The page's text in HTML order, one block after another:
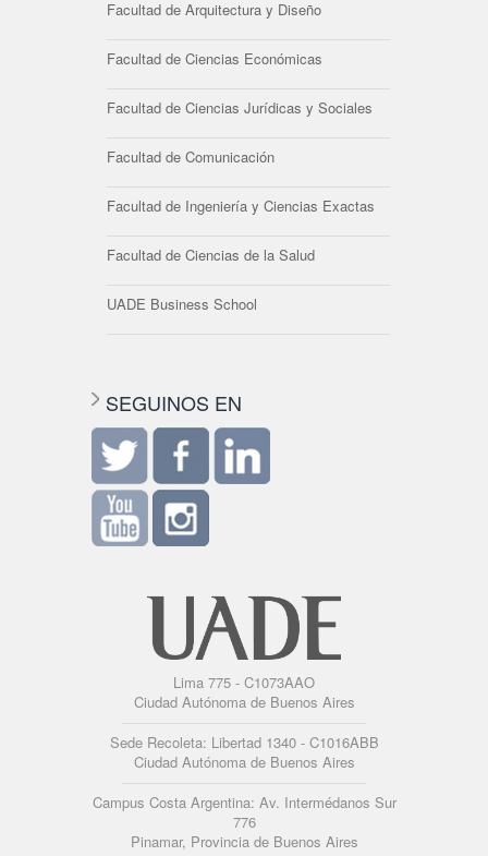
Facultad de Arquitectura y Diseño
Facultad de Ciencias Económicas
Facultad de Ciencias Jurídicas y Sociales
Facultad de Comunicación
Facultad de Ingeniería y Ciencias Exactas
Facultad de Ciencias de la Salud
UADE Business School
SEGUINOS EN
Lima 775 - C1073AAO
Ciudad Autónoma de Buenos Aires
Sede Recoleta: Libertad 1340 - C1016ABB
Ciudad Autónoma de Buenos Aires
Campus Costa Argentina: Av. Intermédanos Sur
776
Pinamar, Provincia de Buenos Aires